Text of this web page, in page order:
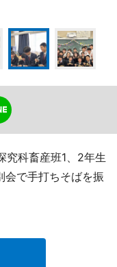
究科畜産班1、2年生
で手打ちそばを振